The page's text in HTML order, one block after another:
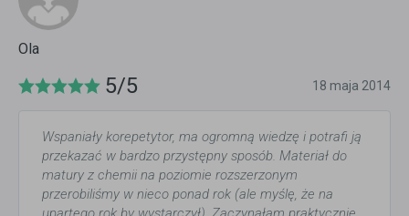
Ola
5/5 18 maja 2014
Wspaniały korepetytor, ma ogromną wiedzę i potrafi ją
przekazać w bardzo przystępny sposób. Materiał do
matury z chemii na poziomie rozszerzonym
przerobiliśmy w nieco ponad rok (ale myślę, że na